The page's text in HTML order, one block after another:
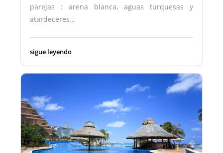
parejas : arena blanca, aguas turquesas y
atardeceres…
sigue leyendo